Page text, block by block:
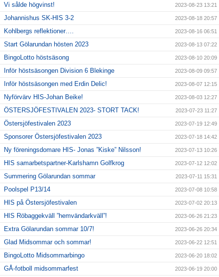
Vi sålde högvinst! 2023-08-23 13:21
Johannishus SK-HIS 3-2 2023-08-18 20:57
Kohlbergs reflektioner…. 2023-08-16 06:51
Start Gölarundan hösten 2023 2023-08-13 07:22
BingoLotto höstsäsong 2023-08-10 20:09
Inför höstsäsongen Division 6 Blekinge 2023-08-09 09:57
Inför höstsäsongen med Erdin Delic! 2023-08-07 12:15
Nyförvärv HIS-Johan Beike! 2023-08-03 12:27
ÖSTERSJÖFESTIVALEN 2023- STORT TACK! 2023-07-23 11:27
Östersjöfestivalen 2023 2023-07-19 12:49
Sponsorer Östersjöfestivalen 2023 2023-07-18 14:42
Ny föreningsdomare HIS- Jonas ”Kiske” Nilsson! 2023-07-13 10:26
HIS samarbetspartner-Karlshamn Golfkrog 2023-07-12 12:02
Summering Gölarundan sommar 2023-07-11 15:31
Poolspel P13/14 2023-07-08 10:58
HIS på Östersjöfestivalen 2023-07-02 20:13
HIS Röbaggekväll ”hemvändarkväll”! 2023-06-26 21:23
Extra Gölarundan sommar 10/7! 2023-06-26 20:34
Glad Midsommar och sommar! 2023-06-22 12:51
BingoLotto Midsommarbingo 2023-06-20 18:02
GÅ-fotboll midsommarfest 2023-06-19 20:00